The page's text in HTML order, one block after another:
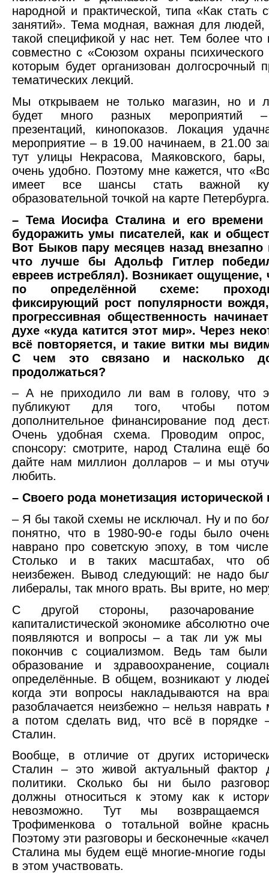
народной и практической, типа «Как стать
занятий». Тема модная, важная для людей,
такой спецификой у нас нет. Тем более
совместно с «Союзом охраны психического
которым будет организован долгосрочный
тематических лекций.
Мы открываем не только магазин, но и
будет много разных мероприятий
презентаций, кинопоказов. Локация
мероприятие – в 19.00 начинаем, в 21.00
тут улицы Некрасова, Маяковского,
очень удобно. Поэтому мне кажется, что
имеет все шансы стать важной
образовательной точкой на карте Петербурга.
– Тема Иосифа Сталина и его времени
будоражить умы писателей, как и
Вот Быков пару месяцев назад внезапно
что лучше бы Адольф Гитлер
евреев истреблял). Возникает ощущение,
по определённой схеме:
фиксирующий рост популярности
прогрессивная общественность
духе «куда катится этот мир». Через
всё повторяется, и такие витки мы
С чем это связано и насколько
продолжаться?
– А не приходило ли вам в голову, что
публикуют для того, чтобы
дополнительное финансирование под
Очень удобная схема. Проводим опрос,
спонсору: смотрите, народ Сталина ещё
дайте нам миллион долларов – и мы
любить.
– Своего рода монетизация
– Я бы такой схемы не исключал. Ну и по
понятно, что в 1980-90-е годы было
наврано про советскую эпоху, в том
Столько и в таких масштабах, что
неизбежен. Вывод следующий: не надо
либералы, так много врать. Вы врите, но
С другой стороны,
капиталистической экономике абсолютно
появляются и вопросы – а так ли уж мы
покончив с социализмом. Ведь там были
образование и здравоохранение,
определённые. В общем, возникают у
когда эти вопросы накладываются на
разоблачается неизбежно – нельзя
а потом сделать вид, что всё в порядке
Сталин.
Вообще, в отличие от других
Сталин – это живой актуальный фактор
политики. Сколько бы ни было
должны относиться к этому как к
невозможно. Тут мы
Трофименкова о тотальной войне
Поэтому эти разговоры и бесконечные
Сталина мы будем ещё многие-многие
в этом участвовать.